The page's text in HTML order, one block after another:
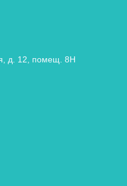
д. 12, помещ. 8Н